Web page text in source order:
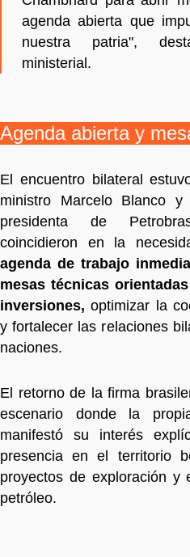
agenda abierta que
nuestra patria",
ministerial.
Agenda abierta y
El encuentro bilateral
ministro Marcelo Blanco y
presidenta de
coincidieron en la
agenda de trabajo
mesas técnicas
inversiones,optimizar la
y fortalecer las relaciones
naciones.
El retorno de la firma
escenario donde la
manifestó su interés
presencia en el territorio
proyectos de exploración y
petróleo.